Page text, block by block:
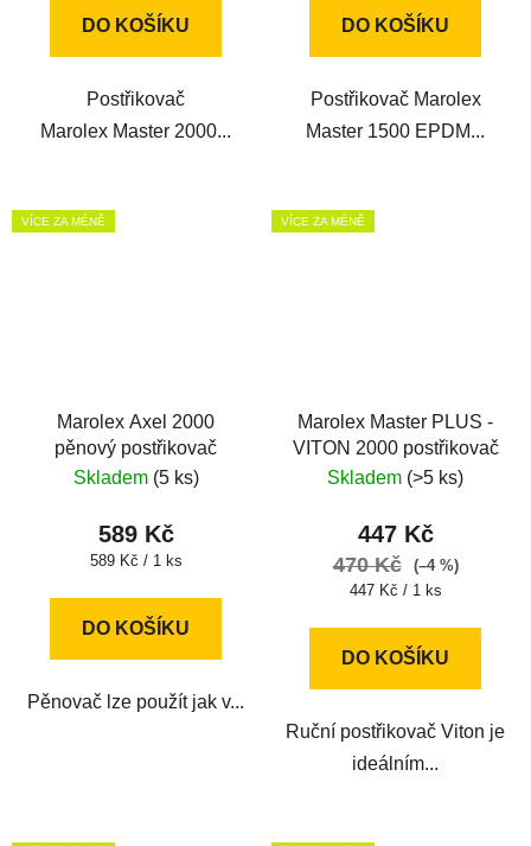
DO KOŠÍKU
Postřikovač
Marolex Master 2000...
DO KOŠÍKU
Postřikovač Marolex
Master 1500 EPDM...
VÍCE ZA MÉNĚ
Marolex Axel 2000
pěnový postřikovač
Skladem (5 ks)
589 Kč
Měrná
589 Kč / 1 ks
DO KOŠÍKU
Pěnovač lze použít jak v...
VÍCE ZA MÉNĚ
Marolex Master PLUS -
VITON 2000 postřikovač
Skladem (>5 ks)
447 Kč
470 Kč
(–4 %)
Měrná
447 Kč / 1 ks
DO KOŠÍKU
Ruční postřikovač Viton je
ideálním...